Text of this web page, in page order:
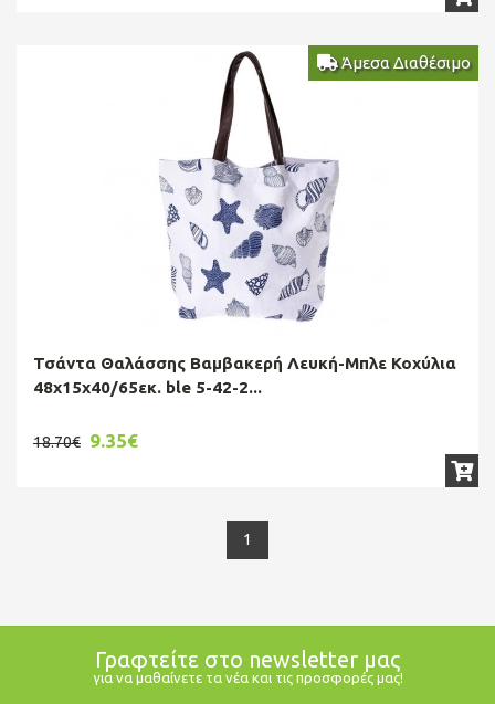
Άμεσα Διαθέσιμο
Τσάντα Θαλάσσης Βαμβακερή Λευκή-Μπλε Κοχύλια
48x15x40/65εκ. ble 5-42-2...
18.70€ 9.35€
1
Γραφτείτε στο newsletter μας
για να μαθαίνετε τα νέα και τις προσφορές μας!